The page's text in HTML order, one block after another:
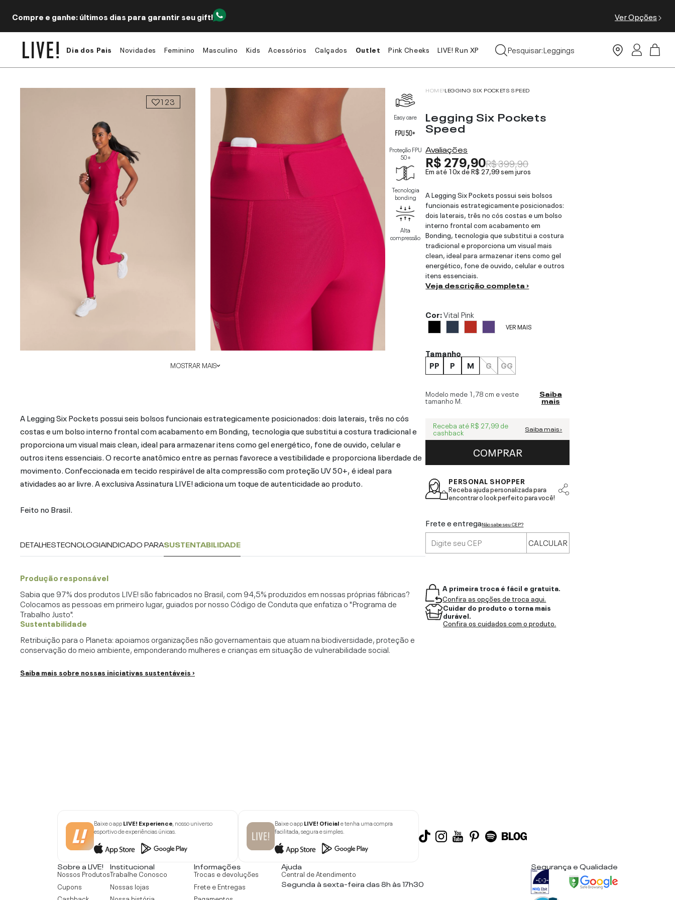
Compre e ganhe: últimos dias para garantir seu gift! Ver Opções
Dia dos Pais Novidades Feminino Masculino Kids Acessórios Calçados Outlet Pink Cheeks LIVE! Run XP
Pesquisar:
Tops
Leggings
123
MOSTRAR MAIS
Easy care
Proteção FPU
50+
Tecnologia
bonding
Alta
compressão
A Legging Six Pockets possui seis bolsos funcionais estrategicamente posicionados: dois laterais, três no cós
costas e um bolso interno frontal com acabamento em Bonding, tecnologia que substitui a costura tradicional e
proporciona um visual mais clean, ideal para armazenar itens como gel energético, fone de ouvido, celular e
outros itens essenciais. O recorte anatômico entre as pernas favorece a vestibilidade e proporciona liberdade de
movimento. Confeccionada em tecido respirável de alta compressão com proteção UV 50+, é ideal para
atividades ao ar livre. A exclusiva Assinatura LIVE! adiciona um toque de autenticidade ao produto.
Feito no Brasil.
DETALHESTECNOLOGIAINDICADO PARASUSTENTABILIDADE
Produção responsável
Sabia que 97% dos produtos LIVE! são fabricados no Brasil, com 94,5% produzidos em nossas próprias fábricas?
Colocamos as pessoas em primeiro lugar, guiados por nosso Código de Conduta que enfatiza o "Programa de
Trabalho Justo".
Sustentabilidade
Retribuição para o Planeta: apoiamos organizações não governamentais que atuam na biodiversidade, proteção e
conservação do meio ambiente, emponderando mulheres e crianças em situação de vulnerabilidade social.
Saiba mais sobre nossas iniciativas sustentáveis ›
HOME LEGGING SIX POCKETS SPEED
Legging Six Pockets
Speed
Avaliações
R$ 279,90R$ 399,90
Em até 10x deR$ 27,99sem juros
A Legging Six Pockets possui seis bolsos
funcionais estrategicamente posicionados:
dois laterais, três no cós costas e um bolso
interno frontal com acabamento em
Bonding, tecnologia que substitui a costura
tradicional e proporciona um visual mais
clean, ideal para armazenar itens como gel
energético, fone de ouvido, celular e outros
itens essenciais.
Veja descrição completa ›
Cor:Vital Pink
VER MAIS
Tamanho
PP
P M G GG
Modelo mede 1,78 cm e veste
tamanho M
Saiba
mais
Receba até R$ 27,99 de
cashback Saiba mais ›
COMPRAR
PERSONAL SHOPPER
Receba ajuda personalizada para
encontrar o look perfeito para você!
Frete e entregaNão sabe seu CEP?
CALCULAR
A primeira troca é fácil e gratuita.
Confira as opções de troca aqui.
Cuidar do produto o torna mais
durável.
Confira os cuidados com o produto.
Baixe o appLIVE! Experience, nosso universo
esportivo de experiências únicas.
Baixe o appLIVE! Oficiale tenha uma compra
facilitada, segura e simples.
Sobre a LIVE!
Nossos Produtos
Cupons
Institucional
Trabalhe Conosco
Nossas lojas
Informações
Trocas e devoluções
Frete e Entregas
Ajuda
Central de Atendimento
Segunda à sexta-feira das 8h às 17h30
Segurança e Qualidade